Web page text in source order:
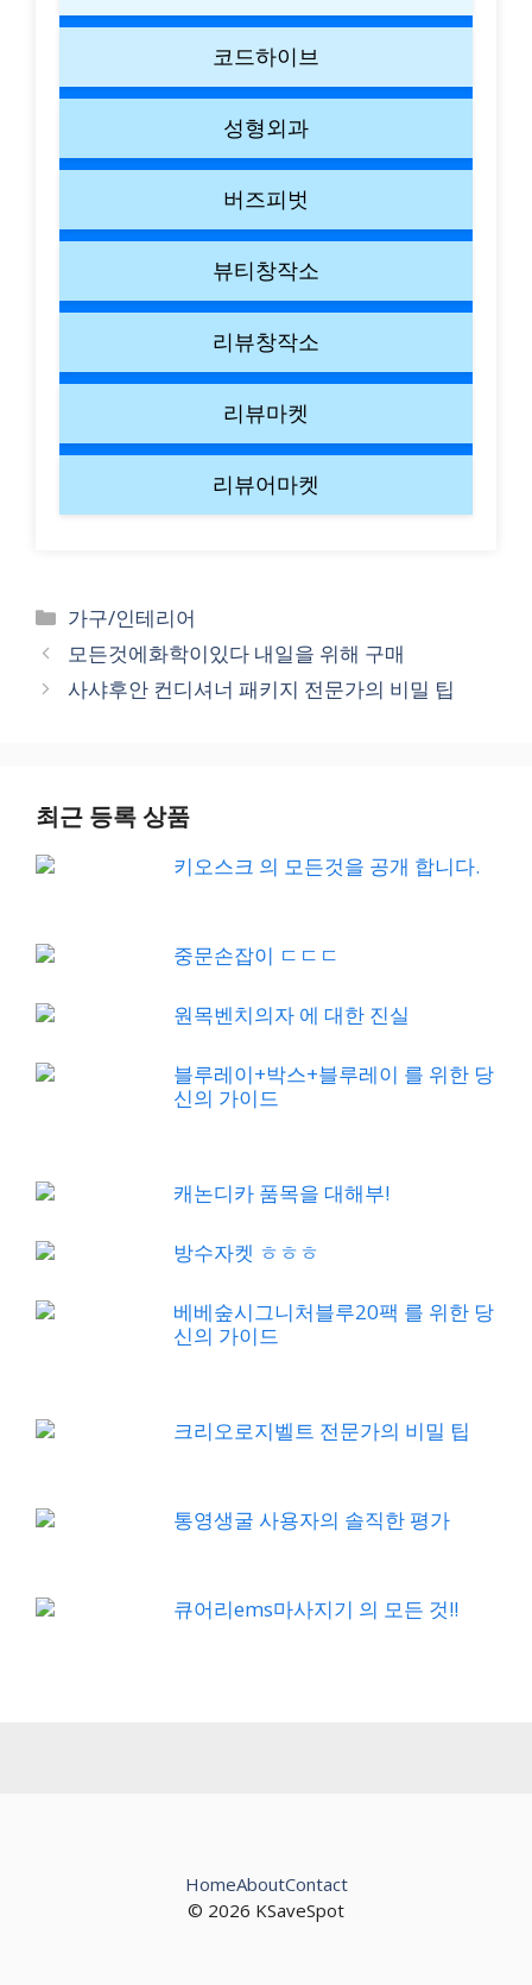
코드하이브
성형외과
버즈피벗
뷰티창작소
리뷰창작소
리뷰마켓
리뷰어마켓
Categories
가구/인테리어
모든것에화학이있다 내일을 위해 구매
사샤후안 컨디셔너 패키지 전문가의 비밀 팁
최근 등록 상품
키오스크 의 모든것을 공개 합니다.
중문손잡이 ㄷㄷㄷ
원목벤치의자 에 대한 진실
블루레이+박스+블루레이 를 위한 당
신의 가이드
캐논디카 품목을 대해부!
방수자켓 ㅎㅎㅎ
베베숲시그니처블루20팩 를 위한 당
신의 가이드
크리오로지벨트 전문가의 비밀 팁
통영생굴 사용자의 솔직한 평가
큐어리ems마사지기 의 모든 것!!
© 2026 KSaveSpot
HomeAboutContact